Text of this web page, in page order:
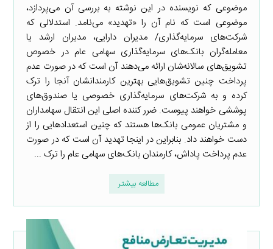
موضوعی که نویسنده در این نوشته به بررسی آن می‌پردازد،
موضوعی است که نام آن را «تهدید» می‌نامد. استدلالی که
شرکت‌های سرمایه‌گذاری/ مدیران دارایی، مدیران ارشد یا
معامله‌گران بانک‌های سرمایه‌گذاری سهامی عام در خصوص
تشویق‌های سالانه‌شان ارائه می‌دهند آن است که در صورت عدم
پرداخت چنین تشویق‌هایی بهترین کارمندانشان آنجا را ترک
کرده و به شرکت‌های سرمایه‌گذاری خصوصی یا صندوق‌های
پوششی خواهند پیوست. ضرر کننده اصلی این انتقال سهامداران
و مشتریان عمومی بانک‌ها هستند که چنین استعدادهایی را از
دست خواهند داد. بنابراین در اینجا تهدید آن است که در صورت
عدم پرداخت پاداش، کارمندان بانک‌های سهامی عام را ترک ...
مطالعه بیشتر